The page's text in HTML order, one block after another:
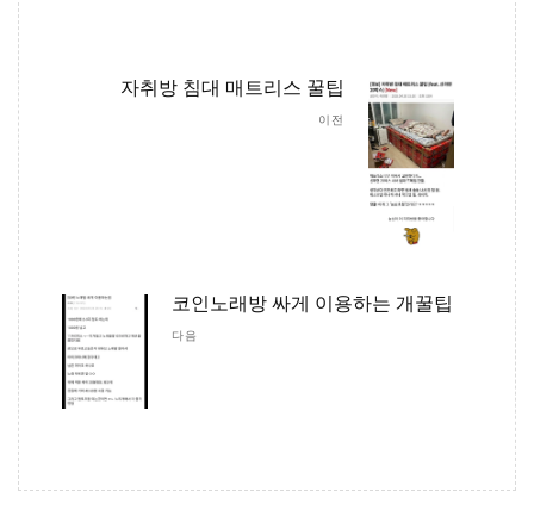
자취방 침대 매트리스 꿀팁
이전
코인노래방 싸게 이용하는 개꿀팁
다음